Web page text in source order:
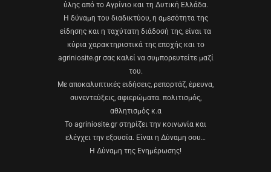
ύλης από το Αγρίνιο και τη Δυτική Ελλάδα.
Η δύναμη του διαδικτύου, η αμεσότητα της
είδησης και η ταχύτατη διάδοσή της, είναι τα
κύρια χαρακτηριστικά της εποχής και το
agriniosite.gr σας καλεί να συμπορευτείτε μαζί
του.
Με αποκαλυπτικές ειδήσεις, ρεπορτάζ, έρευνα,
συνεντεύξεις, αφιερώματα. πολιτισμός,
αθλητισμός κ.α
Το agriniosite.gr στηρίζει την κοινωνία και
ελέγχει την εξουσία. Είναι η Δύναμη σου…
Η Δύναμη της Ενημέρωσης!